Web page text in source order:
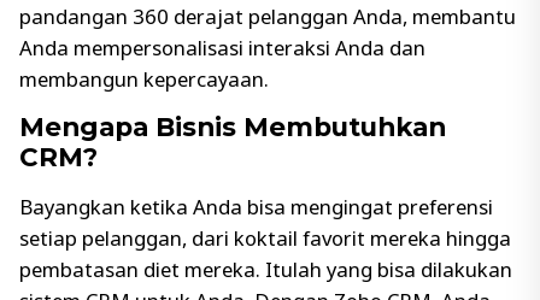
pandangan 360 derajat pelanggan Anda, membantu
Anda mempersonalisasi interaksi Anda dan
membangun kepercayaan.
Mengapa Bisnis Membutuhkan
CRM?
Bayangkan ketika Anda bisa mengingat preferensi
setiap pelanggan, dari koktail favorit mereka hingga
pembatasan diet mereka. Itulah yang bisa dilakukan